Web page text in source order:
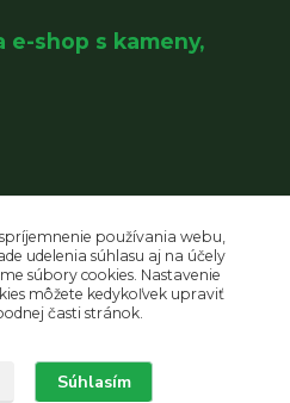
e-shop s kameny,
cookies.
používania webu,
udelenia súhlasu aj na účely
súbory cookies. Nastavenie
môžete kedykoľvek upraviť
časti stránok.
Súhlasím